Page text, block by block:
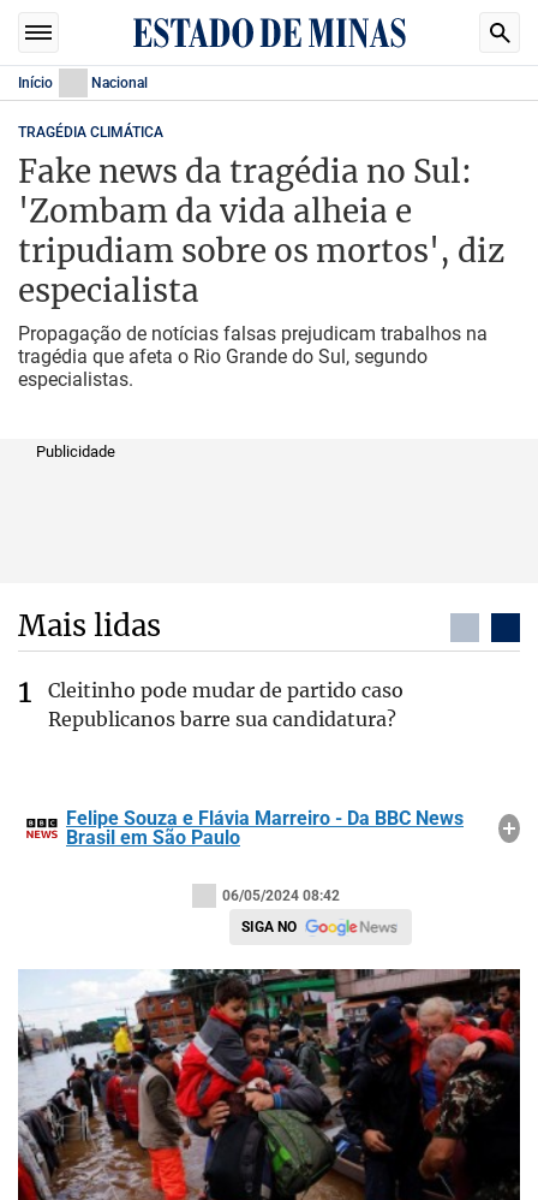
Início Nacional
TRAGÉDIA CLIMÁTICA
Fake news da tragédia no Sul:
'Zombam da vida alheia e
tripudiam sobre os mortos', diz
especialista
Propagação de notícias falsas prejudicam trabalhos na
tragédia que afeta o Rio Grande do Sul, segundo
especialistas.
Publicidade
Mais lidas
Cleitinho pode mudar de partido caso
Republicanos barre sua candidatura?
Felipe Souza e Flávia Marreiro - Da BBC News
Brasil em São Paulo
06/05/2024 08:42
SIGA NO